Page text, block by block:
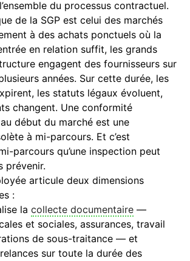
du processus contractuel.
de la SGP est celui des marchés
à des achats ponctuels où la
en relation suffit, les grands
engagent des fournisseurs sur
années. Sur cette durée, les
les statuts légaux évoluent,
changent. Une conformité
début du marché est une
à mi-parcours. Et c’est
parcours qu’une inspection peut
prévenir.
articule deux dimensions
:
la collecte documentaire —
et sociales, assurances, travail
de sous-traitance — et
sur toute la durée des